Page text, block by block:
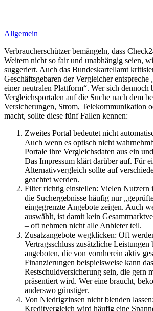
Allgemein
Verbraucherschützer bemängeln, dass
Weitem nicht so fair und unabhängig seien,
suggeriert. Auch das Bundeskartellamt
Geschäftsgebaren der Vergleicher
einer neutralen Plattform“. Wer sich dennoch
Vergleichsportalen auf die Suche nach dem
Versicherungen, Strom, Telekommunikation
macht, sollte diese fünf Fallen kennen:
Zweites Portal bedeutet nicht
Auch wenn es optisch nicht
Portale ihre Vergleichsdaten aus ein
Das Impressum klärt darüber auf. Für
Alternativvergleich sollte auf
geachtet werden.
Filter richtig einstellen: Vielen Nutzern
die Suchergebnisse häufig nur
eingegrenzte Angebote zeigen. Auch
auswählt, ist damit kein
– oft nehmen nicht alle Anbieter teil.
Zusatzangebote wegklicken: Oft
Vertragsschluss zusätzliche Leistungen
angeboten, die von vornherein aktiv
Finanzierungen beispielsweise kann
Restschuldversicherung sein, die gern
präsentiert wird. Wer eine braucht,
anderswo günstiger.
Von Niedrigzinsen nicht blenden
Kreditvergleich wird häufig eine